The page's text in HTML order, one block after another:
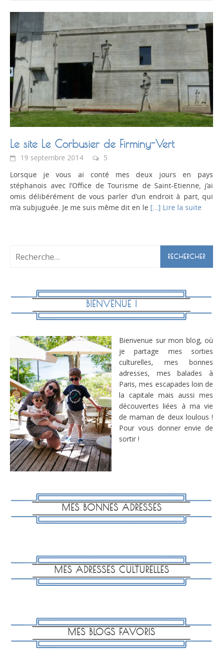
Le site Le Corbusier de Firminy-Vert
19 septembre 2014
5
Lorsque je vous ai conté mes deux jours en pays
stéphanois avec l’Office de Tourisme de Saint-Etienne, j’ai
omis délibérément de vous parler d’un endroit à part, qui
m’a subjuguée. Je me suis même dit en le […] Lire la suite
Rechercher :
BIENVENUE !
Bienvenue sur mon blog, où
je partage mes sorties
culturelles, mes bonnes
adresses, mes balades à
Paris, mes escapades loin de
la capitale mais aussi mes
découvertes liées à ma vie
de maman de deux loulous !
Pour vous donner envie de
sortir !
MES BONNES ADRESSES
MES ADRESSES CULTURELLES
MES BLOGS FAVORIS